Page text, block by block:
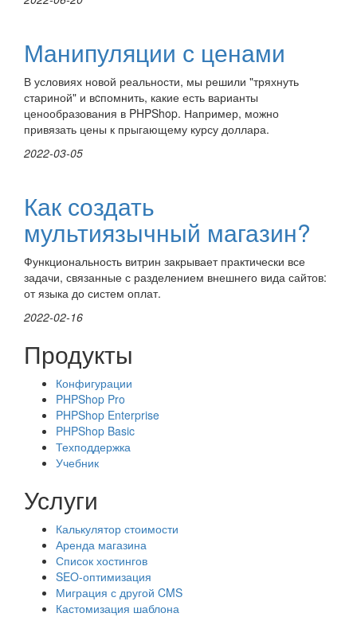
Манипуляции с ценами
В условиях новой реальности, мы решили "тряхнуть
стариной" и вcпомнить, какие есть варианты
ценообразования в PHPShop. Например, можно
привязать цены к прыгающему курсу доллара.
2022-03-05
Как создать
мультиязычный магазин?
Функциональность витрин закрывает практически все
задачи, связанные с разделением внешнего вида сайтов:
от языка до систем оплат.
2022-02-16
Продукты
Конфигурации
PHPShop Pro
PHPShop Enterprise
PHPShop Basic
Техподдержка
Учебник
Услуги
Калькулятор стоимости
Аренда магазина
Список хостингов
SEO-оптимизация
Миграция с другой CMS
Кастомизация шаблона